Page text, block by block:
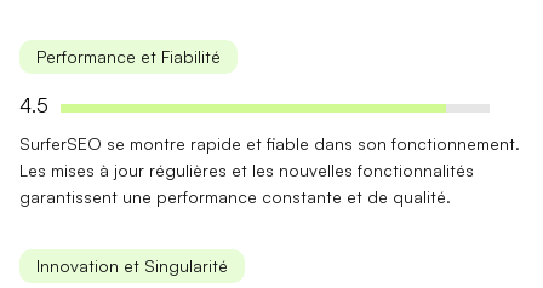
Performance et Fiabilité
4.5
SurferSEO se montre rapide etfiable dans son fonctionnement.
Les mises à jour régulières et les nouvelles fonctionnalités
garantissent une performance constante et de qualité.
Innovation et Singularité